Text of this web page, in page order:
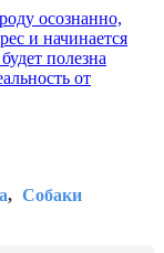
осознанно,
и начинается
полезна
от
Собаки